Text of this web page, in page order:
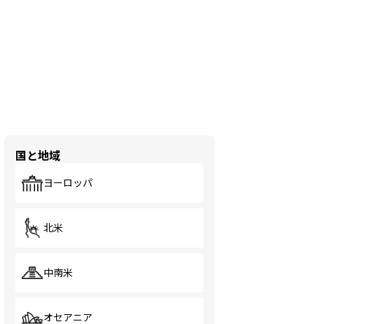
国と地域
ヨーロッパ
北米
中南米
オセアニア